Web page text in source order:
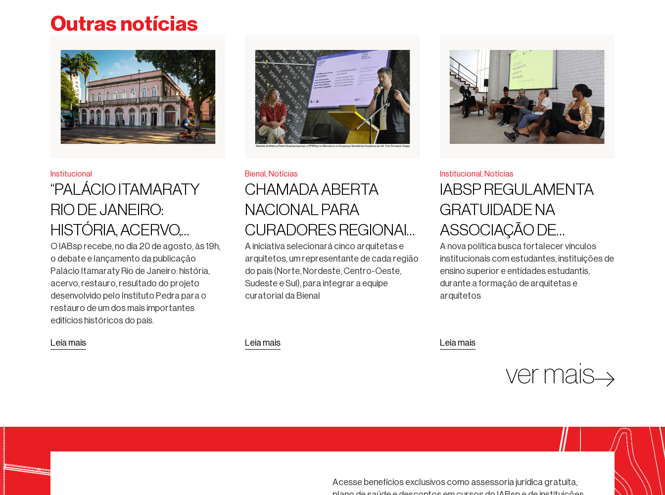
Outras notícias
Institucional
“PALÁCIO ITAMARATY
RIO DE JANEIRO:
HISTÓRIA, ACERVO,
RESTAURO”. DEBATE E
LANÇAMENTO DA
PUBLICAÇÃO
O IABsp recebe, no dia 20 de agosto, às 19h,
o debate e lançamento da publicação
Palácio Itamaraty Rio de Janeiro: história,
acervo, restauro, resultado do projeto
desenvolvido pelo Instituto Pedra para o
restauro de um dos mais importantes
edifícios históricos do país.
Leia mais
Bienal,Notícias
CHAMADA ABERTA
NACIONAL PARA
CURADORES REGIONAIS
DA 15ª BIENAL
INTERNACIONAL DE
ARQUITETURA DE SÃO
A iniciativa selecionará cinco arquitetas e
arquitetos, um representante de cada região
do país (Norte, Nordeste, Centro-Oeste,
Sudeste e Sul), para integrar a equipe
curatorial da Bienal
Leia mais
Institucional, Notícias
IABSP REGULAMENTA
GRATUIDADE NA
ASSOCIAÇÃO DE
ESTUDANTES DE
ARQUITETURA E
URBANISMO
A nova política busca fortalecer vínculos
institucionais com estudantes, instituições de
ensino superior e entidades estudantis,
durante a formação de arquitetas e
arquitetos
Leia mais
ver mais
Acesse benefícios exclusivos como assessoria jurídica gratuita,